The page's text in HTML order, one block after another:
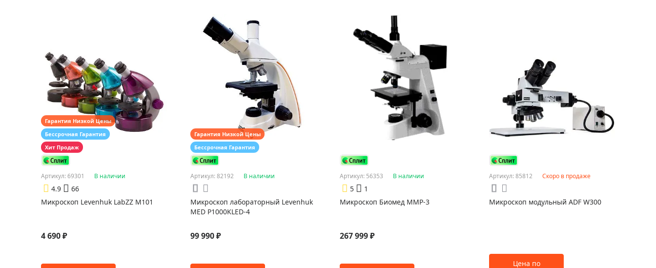
Гарантия Низкой Цены
Бессрочная Гарантия
Хит Продаж
Артикул: 69301 В наличии
4.9
66
Микроскоп Levenhuk LabZZ M101
4 690 ₽
Гарантия Низкой Цены
Бессрочная Гарантия
Артикул: 82192 В наличии
Микроскоп лабораторный Levenhuk
MED P1000KLED-4
99 990 ₽
Артикул: 56353 В наличии
5
1
Микроскоп Биомед ММР-3
267 999 ₽
Артикул: 85812 Скоро в продаже
Микроскоп модульный ADF W300
Цена по